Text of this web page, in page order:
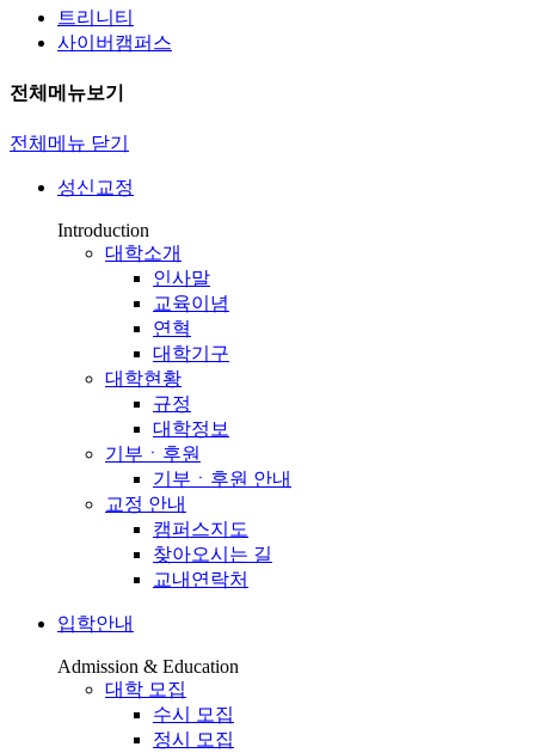
트리니티
사이버캠퍼스
전체메뉴보기
전체메뉴 닫기
성신교정
Introduction
대학소개
인사말
교육이념
연혁
대학기구
대학현황
규정
대학정보
기부ㆍ후원
기부ㆍ후원 안내
교정 안내
캠퍼스지도
찾아오시는 길
교내연락처
입학안내
Admission & Education
대학 모집
수시 모집
정시 모집